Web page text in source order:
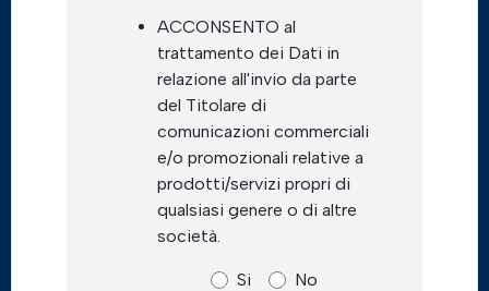
ACCONSENTO al
trattamento dei Dati in
relazione all'invio da parte
del Titolare di
comunicazioni commerciali
e/o promozionali relative a
prodotti/servizi propri di
qualsiasi genere o di altre
società.
Si No